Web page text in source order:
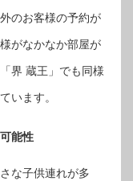
のお客様の予約が
がなかなか部屋が
界 蔵王」でも同様
います。
能性
な子供連れが多